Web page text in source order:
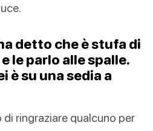
detto che è stufa di
le parlo alle spalle.
è su una sedia a
di ringraziare qualcuno per